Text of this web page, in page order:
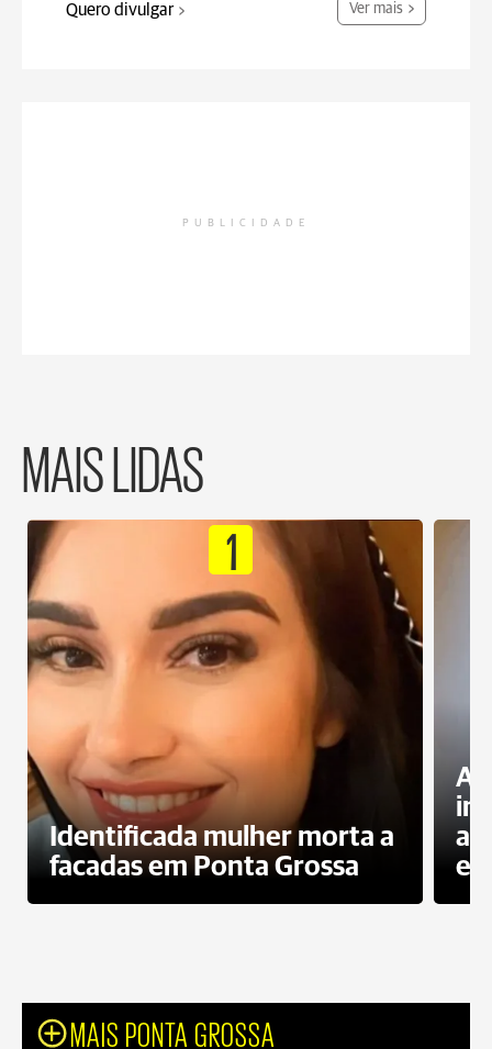
Quero divulgar Ver mais
PUBLICIDADE
MAIS LIDAS
1
Identificada mulher morta a
facadas em Ponta Grossa
MAIS PONTA GROSSA